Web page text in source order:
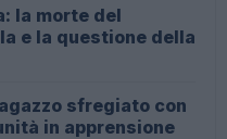
la morte del
e la questione della
sfregiato con
in apprensione